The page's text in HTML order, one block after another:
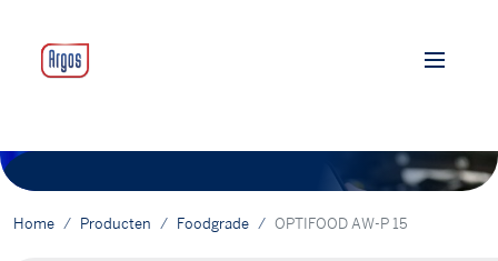
Home Producten Foodgrade OPTIFOOD AW-P 15